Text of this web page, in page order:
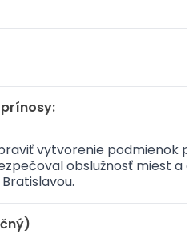
vytvorenie podmienok
obslužnosť miest a